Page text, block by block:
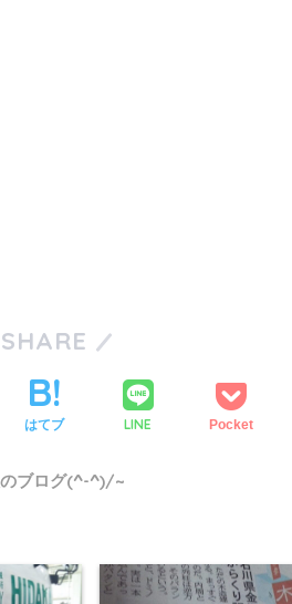
SHARE
はてブ LINE Pocket
ブログ(^-^)/~